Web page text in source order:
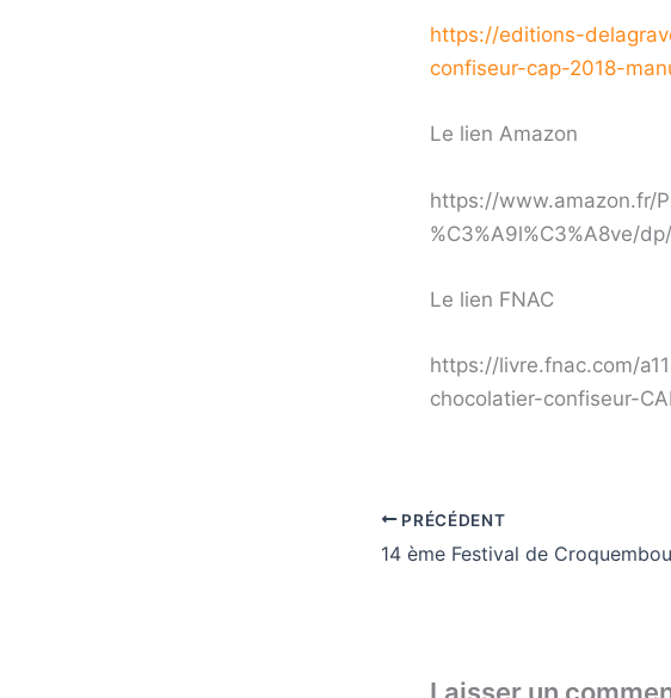
https://editions-
confiseur-cap-2018-
Le lien Amazon
https://www.amazon.fr/
%C3%A9l%C3%A8ve/
Le lien FNAC
https://livre.fnac.com/
chocolatier-confiseur-
PRÉCÉDENT
Laisser un